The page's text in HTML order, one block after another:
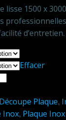
:
€
€
lisse 1500 x
d’entretien.
Effacer
Découpe Plaque,
Inox, Plaque